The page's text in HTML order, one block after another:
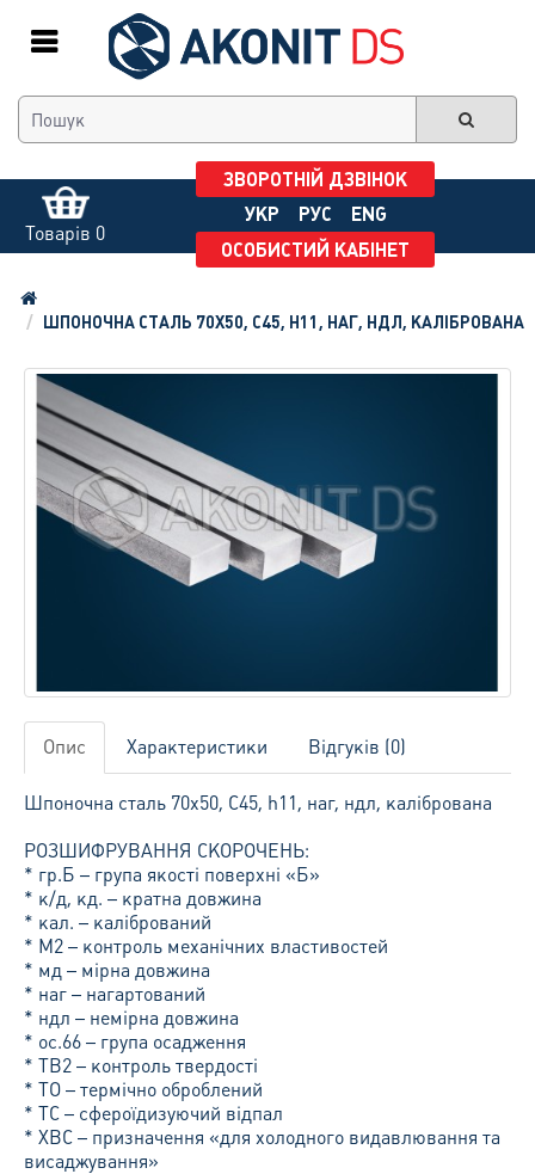
Товарів 0
ЗВОРОТНІЙ ДЗВІНОК
УКР
РУС
ENG
ОСОБИСТИЙ КАБІНЕТ
ШПОНОЧНА СТАЛЬ 70Х50, С45, H11, НАГ, НДЛ, КАЛІБРОВАНА
Опис Характеристики Відгуків (0)
Шпоночна сталь 70х50, С45, h11, наг, ндл, калібрована
РОЗШИФРУВАННЯ СКОРОЧЕНЬ:
* гр.Б – група якості поверхні «Б»
* к/д, кд. – кратна довжина
* кал. – калібрований
* М2 – контроль механічних властивостей
* мд – мірна довжина
* наг – нагартований
* ндл – немірна довжина
* ос.66 – група осадження
* ТВ2 – контроль твердості
* ТО – термічно оброблений
* ТС – сфероїдизуючий відпал
* ХВС – призначення «для холодного видавлювання та
висаджування»